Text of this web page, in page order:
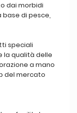
dai morbidi
di pesce,
speciali
la qualità delle
a mano
del mercato